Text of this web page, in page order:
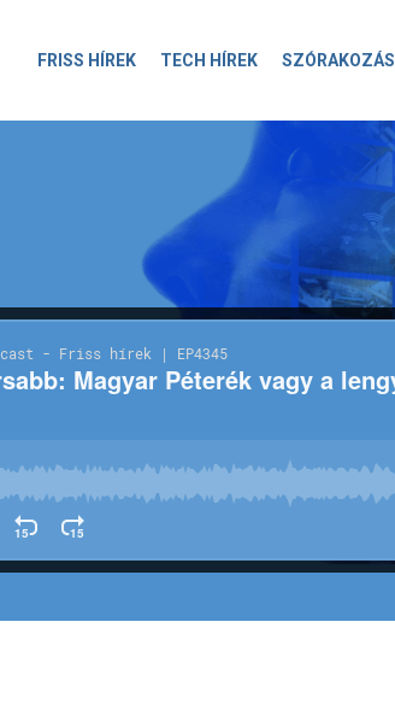
FRISS HÍREK TECH HÍREK SZÓRAKOZÁS